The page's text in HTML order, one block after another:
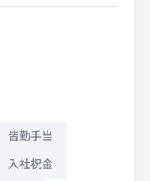
皆勤手当
入社祝金